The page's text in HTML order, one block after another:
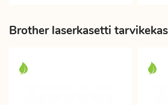
Brother laserkasetti